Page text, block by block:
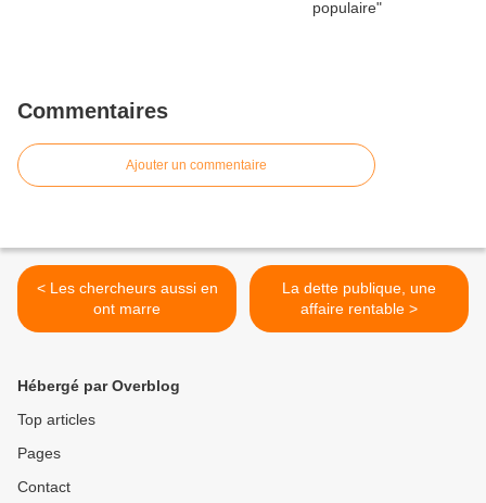
Commentaires
Ajouter un commentaire
< Les chercheurs aussi en
ont marre
La dette publique, une
affaire rentable >
Hébergé par Overblog
Top articles
Pages
Contact